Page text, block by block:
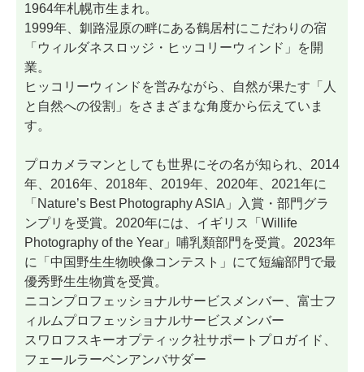
1964年札幌市生まれ。
1999年、釧路湿原の畔にある鶴居村にこだわりの宿
「ウィルダネスロッジ・ヒッコリーウィンド」を開
業。
ヒッコリーウィンドを営みながら、自然が果たす「人
と自然への役割」をさまざまな角度から伝えていま
す。
プロカメラマンとしても世界にその名が知られ、2014
年、2016年、2018年、2019年、2020年、2021年に
「Nature’s Best Photography ASIA」入賞・部門グラ
ンプリを受賞。2020年には、イギリス「Willife
Photography of the Year」哺乳類部門を受賞。2023年
に「中国野生生物映像コンテスト」にて短編部門で最
優秀野生生物賞を受賞。
ニコンプロフェッショナルサービスメンバー、富士フ
ィルムプロフェッショナルサービスメンバー
スワロフスキーオプティック社サポートプロガイド、
フェールラーベンアンバサダー